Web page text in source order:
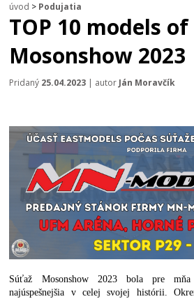
úvod > Podujatia
TOP 10 models of
Mosonshow 2023
Pridaný 25.04.2023 | autorJán Moravčík
Súťaž Mosonshow 2023 bola pre
najúspešnejšia v celej svojej histórii.